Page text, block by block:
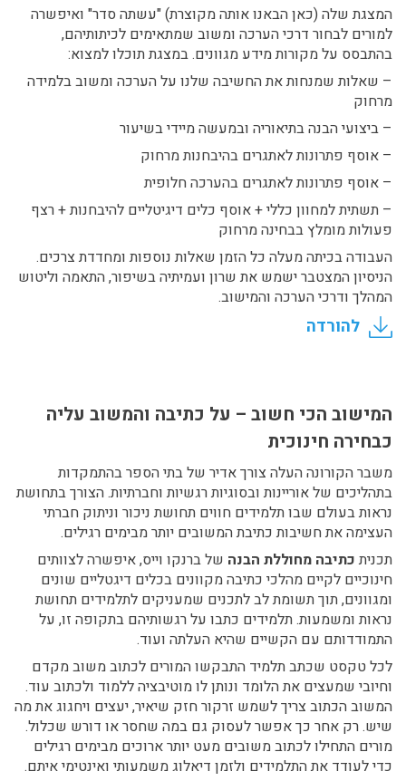
המצגת שלה (כאן הבאנו אותה מקוצרת) "עשתה סדר" ואיפשרה
למורים לבחור דרכי הערכה ומשוב שמתאימים לכיתותיהם,
בהתבסס על מקורות מידע מגוונים. במצגת תוכלו למצוא:
– שאלות שמנחות את החשיבה שלנו על הערכה ומשוב בלמידה
מרחוק
– ביצועי הבנה בתיאוריה ובמעשה מיידי בשיעור
– אוסף פתרונות לאתגרים בהיבחנות מרחוק
– אוסף פתרונות לאתגרים בהערכה חלופית
– תשתית למחוון כללי + אוסף כלים דיגיטליים להיבחנות + רצף
פעולות מומלץ בבחינה מרחוק
העבודה בכיתה מעלה כל הזמן שאלות נוספות ומחדדת צרכים.
הניסיון המצטבר ישמש את שרון ועמיתיה בשיפור, התאמה וליטוש
המהלך ודרכי הערכה והמישוב.
להורדה
המישוב הכי חשוב – על כתיבה והמשוב עליה
כבחירה חינוכית
משבר הקורונה העלה צורך אדיר של בתי הספר בהתמקדות
בתהליכים של אוריינות ובסוגיות רגשיות וחברתיות. הצורך בתחושת
נראות בעולם שבו תלמידים חווים תחושת ניכור וניתוק חברתי
העצימה את חשיבות כתיבת המשובים יותר מבימים רגילים.
תכניתכתיבה מחוללת הבנה של ברנקו וייס, איפשרה לצוותים
חינוכיים לקיים מהלכי כתיבה מקוונים בכלים דיגטליים שונים
ומגוונים, תוך תשומת לב לתכנים שמעניקים לתלמידים תחושת
נראות ומשמעות. תלמידים כתבו על רגשותיהם בתקופה זו, על
התמודדותם עם הקשיים שהיא העלתה ועוד.
לכל טקסט שכתב תלמיד התבקשו המורים לכתוב משוב מקדם
וחיובי שמעצים את הלומד ונותן לו מוטיבציה ללמוד ולכתוב עוד.
המשוב הכתוב צריך לשמש זרקור חזק שיאיר, יעצים ויחגוג את מה
שיש. רק אחר כך אפשר לעסוק גם במה שחסר או דורש שכלול.
מורים התחילו לכתוב משובים מעט יותר ארוכים מבימים רגילים
כדי לעודד את התלמידים ולזמן דיאלוג משמעותי ואינטימי איתם.